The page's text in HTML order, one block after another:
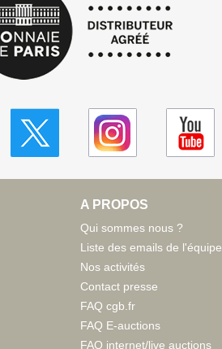
A PROPOS
Qui sommes nous ?
Liste des emails de l'équipe
Nos activités
Contact presse
FAQ cgb.fr
FAQ E-auctions
FAQ internet/live auctions